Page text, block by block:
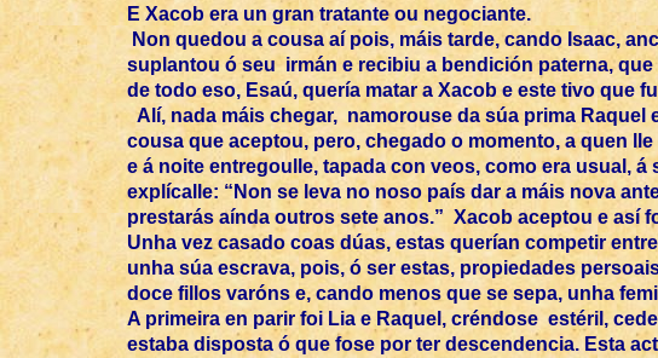
E Xacob era un gran tratante ou negociante.
Non quedou a cousa aí pois, máis tarde, cando Isaac,
suplantou ó seu irmán e recibiu a bendición paterna,
de todo eso, Esaú, quería matar a Xacob e este tivo que
Alí, nada máis chegar, namorouse da súa prima Raquel
cousa que aceptou, pero, chegado o momento, a quen
e á noite entregoulle, tapada con veos, como era usual,
explícalle: “Non se leva no noso país dar a máis nova
prestarás aínda outros sete anos.” Xacob aceptou e así
Unha vez casado coas dúas, estas querían competir
unha súa escrava, pois, ó ser estas, propiedades
doce fillos varóns e, cando menos que se sepa, unha
A primeira en parir foi Lia e Raquel, créndose estéril,
estaba disposta ó que fose por ter descendencia. Esta